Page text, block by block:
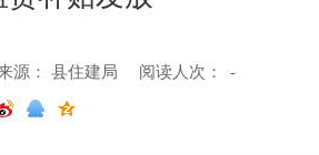
源： 县住建局 阅读人次： -